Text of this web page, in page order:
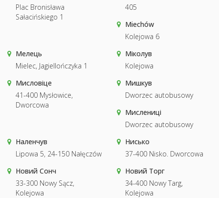
Plac Bronisława
Sałacińskiego 1
405
Miechów
Kolejowa 6
Мелець
Mielec, Jagiellończyka 1
Міколув
Kolejowa
Мисловіце
41-400 Mysłowice,
Dworcowa
Мишкув
Dworzec autobusowy
Мислениці
Dworzec autobusowy
Наленчув
Lipowa 5, 24-150 Nałęczów
Нисько
37-400 Nisko. Dworcowa
Новий Сонч
33-300 Nowy Sącz,
Kolejowa
Новий Торг
34-400 Nowy Targ,
Kolejowa